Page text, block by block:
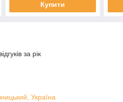
Купити
за рік
Україна